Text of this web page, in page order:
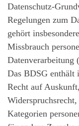
Datenschutz-
Regelungen zum
gehört
Missbrauch
Datenverarbeitung
Das BDSG enthält
Recht auf
Kategorien